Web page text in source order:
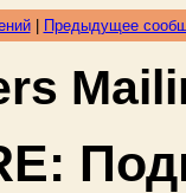
| Предыдущее